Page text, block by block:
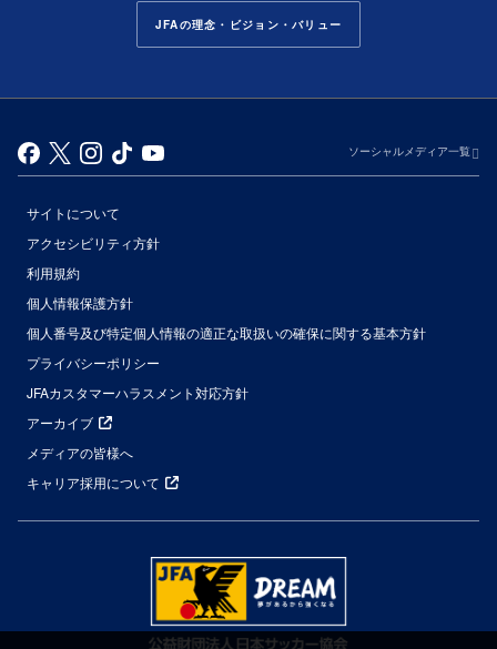
JFAの理念・ビジョン・バリュー
ソーシャルメディア一覧
サイトについて
アクセシビリティ方針
利用規約
個人情報保護方針
個人番号及び特定個人情報の適正な取扱いの確保に関する基本方針
プライバシーポリシー
JFAカスタマーハラスメント対応方針
アーカイブ
メディアの皆様へ
キャリア採用について